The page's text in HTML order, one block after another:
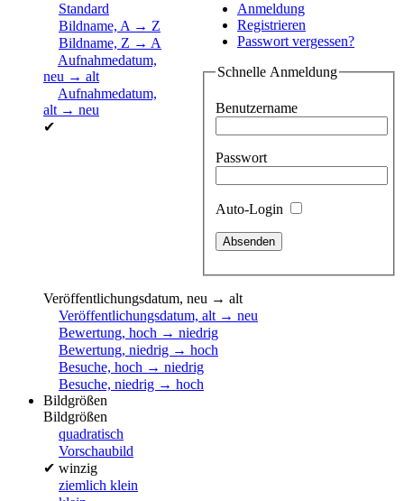
Anmeldung
Registrieren
Passwort vergessen?
Schnelle Anmeldung
Benutzername
Passwort
Auto-Login
Standard
Bildname, A → Z
Bildname, Z → A
Aufnahmedatum,
neu → alt
Aufnahmedatum,
alt → neu
✔
Veröffentlichungsdatum, neu → alt
Veröffentlichungsdatum, alt → neu
Bewertung, hoch → niedrig
Bewertung, niedrig → hoch
Besuche, hoch → niedrig
Besuche, niedrig → hoch
Bildgrößen
Bildgrößen
quadratisch
Vorschaubild
✔ winzig
ziemlich klein